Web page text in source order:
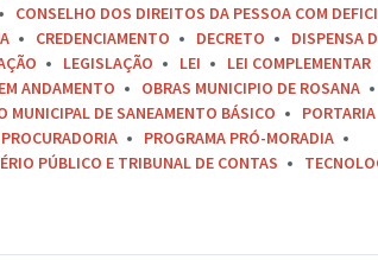
CONSELHO DOS DIREITOS DA PESSOA COM
CREDENCIAMENTO DECRETO DISPENSA
LEGISLAÇÃO LEI LEI COMPLEMENTAR
ANDAMENTO OBRAS MUNICIPIO DE ROSANA
MUNICIPAL DE SANEAMENTO BÁSICO PORTARIA
PROCURADORIA
PROGRAMA PRÓ-MORADIA
PÚBLICO E TRIBUNAL DE CONTAS